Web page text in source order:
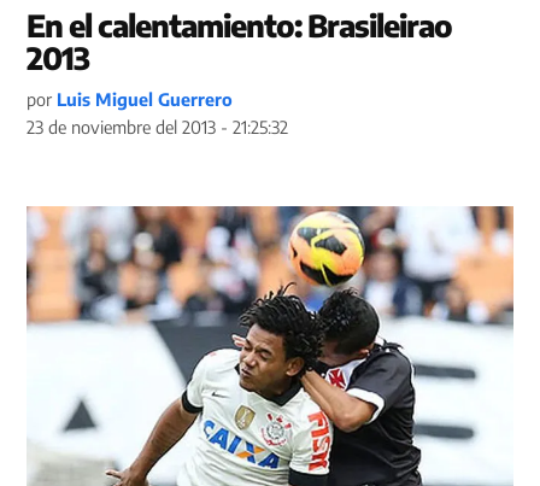
En el calentamiento: Brasileirao
2013
por Luis Miguel Guerrero
23 de noviembre del 2013 - 21:25:32